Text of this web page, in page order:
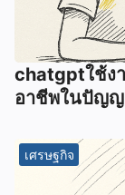
chatgptใช้ง
อาชีพในปัญญ
เศรษฐกิจ